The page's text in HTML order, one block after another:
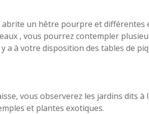
un hêtre pourpre et différentes
, vous pourrez contempler
a à votre disposition des tables de
vous observerez les jardins dits à
et plantes exotiques.